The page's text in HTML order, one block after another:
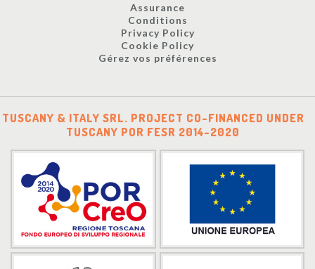
Assurance
Conditions
Privacy Policy
Cookie Policy
Gérez vos préférences
TUSCANY & ITALY SRL. PROJECT CO-FINANCED UNDER
TUSCANY POR FESR 2014-2020